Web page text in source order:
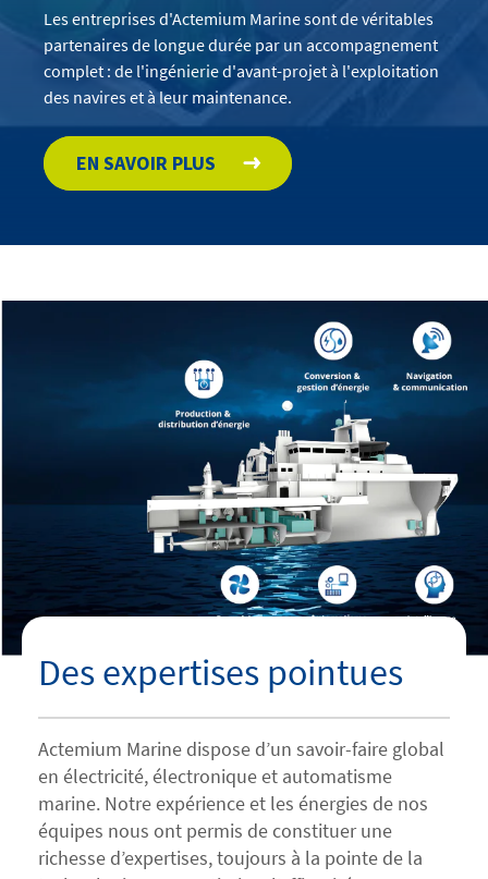
Les entreprises d'Actemium Marine sont de véritables
partenaires de longue durée par un accompagnement
complet : de l'ingénierie d'avant-projet à l'exploitation
des navires et à leur maintenance.
EN SAVOIR PLUS
Des expertises pointues
Actemium Marine dispose d’un savoir-faire global
en électricité, électronique et automatisme
marine. Notre expérience et les énergies de nos
équipes nous ont permis de constituer une
richesse d’expertises, toujours à la pointe de la